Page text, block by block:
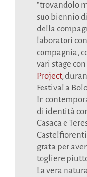
“trovandolo
suo biennio
della
laboratori
compagnia,
vari stage
Project,
Festival a
In
di identità
Casaca e
grata per
togliere
La vera